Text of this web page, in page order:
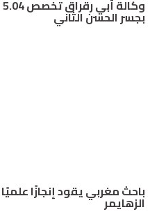
بجسر الحسن الثاني
باحث مغربي يقود إنجازًا
الزهايمر